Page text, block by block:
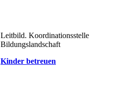
Leitbild. Koordinationsstelle
Bildungslandschaft
Kinder betreuen